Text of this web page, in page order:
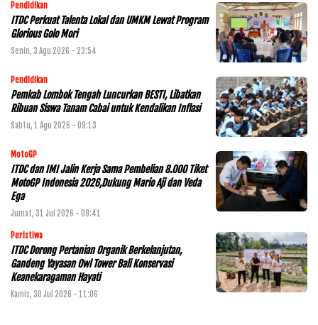
Pendidikan
ITDC Perkuat Talenta Lokal dan UMKM Lewat Program
Glorious Golo Mori
Senin, 3 Agu 2026 - 23:54
Pendidikan
Pemkab Lombok Tengah Luncurkan BESTI, Libatkan
Ribuan Siswa Tanam Cabai untuk Kendalikan Inflasi
Sabtu, 1 Agu 2026 - 09:13
MotoGP
ITDC dan IMI Jalin Kerja Sama Pembelian 8.000 Tiket
MotoGP Indonesia 2026,Dukung Mario Aji dan Veda
Ega
Jumat, 31 Jul 2026 - 09:41
Peristiwa
ITDC Dorong Pertanian Organik Berkelanjutan,
Gandeng Yayasan Owl Tower Bali Konservasi
Keanekaragaman Hayati
Kamis, 30 Jul 2026 - 11:06